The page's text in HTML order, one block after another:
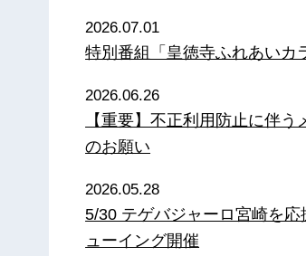
2026.07.01
特別番組「皇徳寺ふれあいカ
2026.06.26
【重要】不正利用防止に伴
のお願い
2026.05.28
5/30 テゲバジャーロ宮崎を
ューイング開催